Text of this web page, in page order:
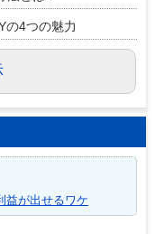
の4つの魅力
益が出せるワケ